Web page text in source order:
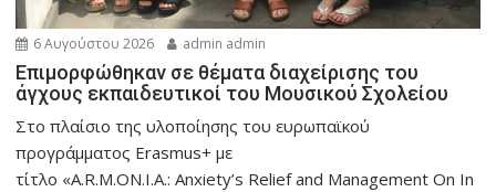
6 Αυγούστου 2026 admin admin
Eπιμορφώθηκαν σε θέματα διαχείρισης του
άγχους εκπαιδευτικοί του Μουσικού Σχολείου
Στο πλαίσιο της υλοποίησης του ευρωπαϊκού
προγράμματος Erasmus+ με
τίτλο «A.R.M.ON.I.A.: Anxiety’s Relief and Management On In